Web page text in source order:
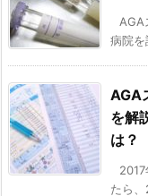
AGA
病院
AGA
を解
は？
たら